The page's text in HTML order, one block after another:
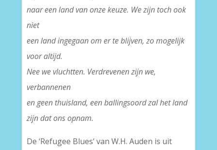
naar een land van onze keuze. We zijn toch ook
niet
een land ingegaan om er te blijven, zo mogelijk
voor altijd.
Nee we vluchtten. Verdrevenen zijn we,
verbannenen
en geen thuisland, een ballingsoord zal het land
zijn dat ons opnam.
De ‘Refugee Blues’ van W.H. Auden is uit